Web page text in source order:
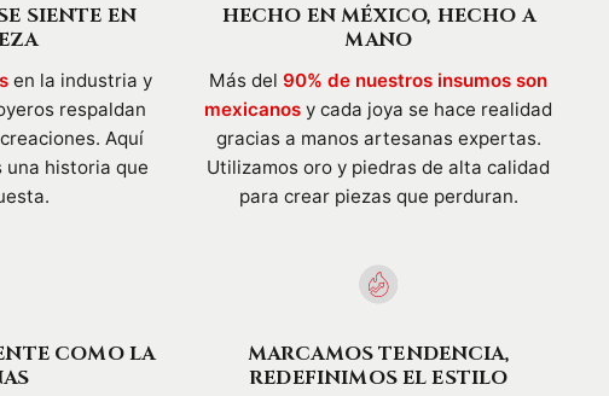
SIENTE EN
en la industria y
respaldan
Aquí
una historia que
HECHO EN MÉXICO, HECHO A
MANO
Más del90% de nuestros insumos son
mexicanos y cada joya se hace realidad
gracias a manos artesanas expertas.
Utilizamos oro y piedras de alta calidad
para crear piezas que perduran.
COMO LA
MARCAMOS TENDENCIA,
REDEFINIMOS EL ESTILO